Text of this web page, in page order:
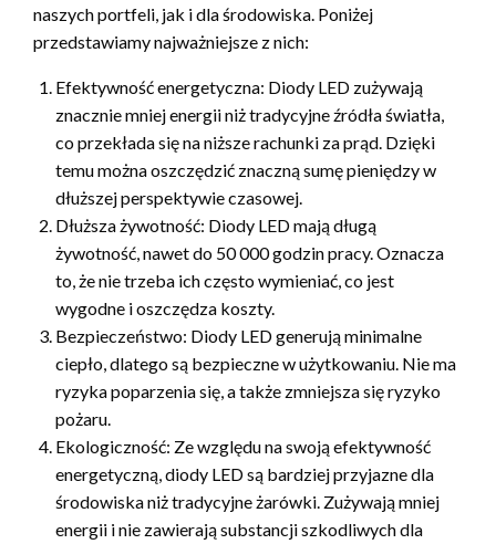
naszych portfeli, jak i dla środowiska. Poniżej
przedstawiamy najważniejsze z nich:
Efektywność energetyczna: Diody LED zużywają
znacznie mniej energii niż tradycyjne źródła światła,
co przekłada się na niższe rachunki za prąd. Dzięki
temu można oszczędzić znaczną sumę pieniędzy w
dłuższej perspektywie czasowej.
Dłuższa żywotność: Diody LED mają długą
żywotność, nawet do 50 000 godzin pracy. Oznacza
to, że nie trzeba ich często wymieniać, co jest
wygodne i oszczędza koszty.
Bezpieczeństwo: Diody LED generują minimalne
ciepło, dlatego są bezpieczne w użytkowaniu. Nie ma
ryzyka poparzenia się, a także zmniejsza się ryzyko
pożaru.
Ekologiczność: Ze względu na swoją efektywność
energetyczną, diody LED są bardziej przyjazne dla
środowiska niż tradycyjne żarówki. Zużywają mniej
energii i nie zawierają substancji szkodliwych dla